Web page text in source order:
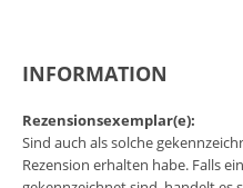
INFORMATION
Rezensionsexemplar(e):
Sind auch als solche
Rezension erhalten habe. Falls